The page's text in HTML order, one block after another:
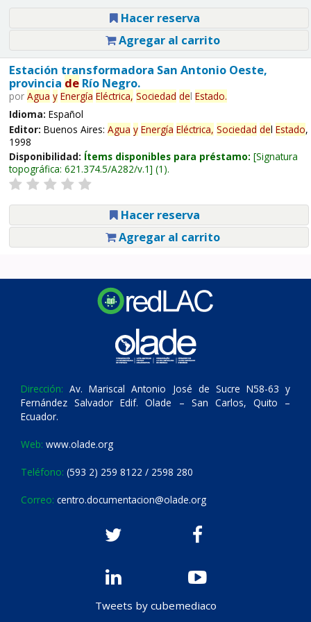
Hacer reserva
Agregar al carrito
Estación transformadora San Antonio Oeste,
provincia deRío Negro.
por Agua y Energía Eléctrica, Sociedad del Estado.
Idioma: Español
Editor: Buenos Aires: Agua y Energía Eléctrica, Sociedad del Estado,
1998
Disponibilidad: Ítems disponibles para préstamo: Signatura
topográfica: 621.374.5/A282/v.1 (1).
Hacer reserva
Agregar al carrito
Dirección: Av. Mariscal Antonio José de Sucre N58-63 y
Fernández Salvador Edif. Olade – San Carlos, Quito –
Ecuador.
Web: www.olade.org
Teléfono: (593 2) 259 8122 / 2598 280
Correo: centro.documentacion@olade.org
Tweets by cubemediaco